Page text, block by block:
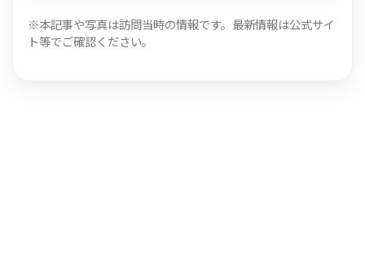
※本記事や写真は訪問当時の情報です。最新情報は公式サイ
ト等でご確認ください。